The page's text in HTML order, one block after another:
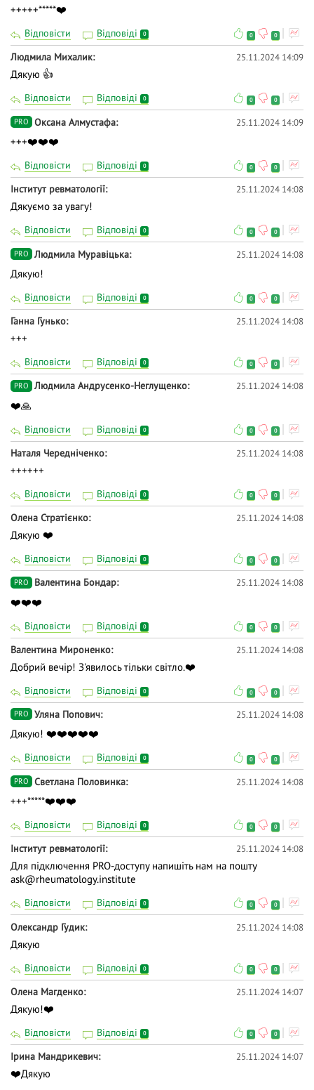
+++++*****❤️
Відповісти Відповіді 0 0 0
Людмила Михалик 25.11.2024 14:09
Дякую 👍
Відповісти Відповіді 0 0 0
PRO Оксана Алмустафа 25.11.2024 14:09
+++❤️❤️❤️
Відповісти Відповіді 0 0 0
Інститут ревматології 25.11.2024 14:08
Дякуємо за увагу!
Відповісти Відповіді 0 0 0
PRO Людмила Муравіцька 25.11.2024 14:08
Дякую!
Відповісти Відповіді 0 0 0
Ганна Гунько 25.11.2024 14:08
+++
Відповісти Відповіді 0 0 0
PRO Людмила Андрусенко-Неглущенко 25.11.2024 14:08
❤️🙏
Відповісти Відповіді 0 0 0
Наталя Чередніченко 25.11.2024 14:08
++++++
Відповісти Відповіді 0 0 0
Олена Стратієнко 25.11.2024 14:08
Дякую ❤️
Відповісти Відповіді 0 0 0
PRO Валентина Бондар 25.11.2024 14:08
❤️❤️❤️
Відповісти Відповіді 0 0 0
Валентина Мироненко 25.11.2024 14:08
Добрий вечір! З'явилось тільки світло.❤️
Відповісти Відповіді 0 0 0
PRO Уляна Попович 25.11.2024 14:08
Дякую! ❤️❤️❤️❤️❤️
Відповісти Відповіді 0 0 0
PRO Светлана Половинка 25.11.2024 14:08
+++*****❤️❤️❤️
Відповісти Відповіді 0 0 0
Інститут ревматології 25.11.2024 14:08
Для підключення PRO-доступу напишіть нам на пошту
ask@rheumatology.institute
Відповісти Відповіді 0 0 0
Олександр Гудик 25.11.2024 14:08
Дякую
Відповісти Відповіді 0 0 0
Олена Магденко 25.11.2024 14:07
Дякую!❤️
Відповісти Відповіді 0 0 0
Ірина Мандрикевич 25.11.2024 14:07
❤️Дякую